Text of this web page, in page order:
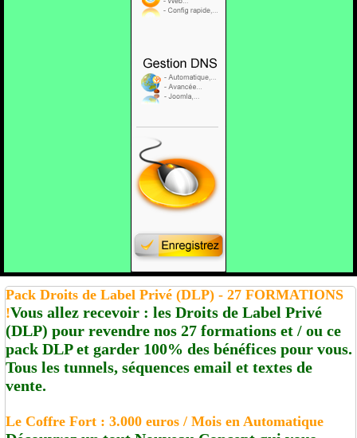
Pack Droits de Label Privé (DLP) - 27 FORMATIONS
!Vous allez recevoir : les Droits de Label Privé
(DLP) pour revendre nos 27 formations et / ou ce
pack DLP et garder 100% des bénéfices pour vous.
Tous les tunnels, séquences email et textes de
vente.
Le Coffre Fort : 3.000 euros / Mois en Automatique